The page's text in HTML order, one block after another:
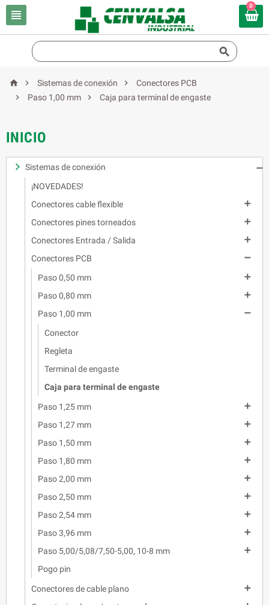

0

  Sistemas de conexión 
Conectores PCB

Paso 1,00 mm  Caja para terminal de engaste
INICIO
Sistemas de conexión

¡NOVEDADES!
Conectores cable flexible

Conectores pines torneados

Conectores Entrada / Salida

Conectores PCB

Paso 0,50 mm

Paso 0,80 mm

Paso 1,00 mm

Conector
Regleta
Terminal de engaste
Caja para terminal de engaste
Paso 1,25 mm

Paso 1,27 mm

Paso 1,50 mm

Paso 1,80 mm

Paso 2,00 mm

Paso 2,50 mm

Paso 2,54 mm

Paso 3,96 mm

Paso 5,00/5,08/7,50-5,00, 10-8 mm

Pogo pin
Conectores de cable plano
